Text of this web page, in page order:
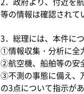
等の情報は確認されて
3．総理には、本件に
①情報収集・分析に全
②航空機、船舶等の安
③不測の事態に備え、
の3点について指示が